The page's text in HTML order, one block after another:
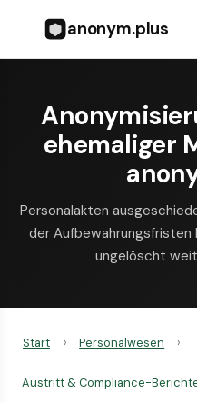
anonym.plus
ehemaliger
Personalakten
der
ungelöscht
Start › Personalwesen ›
Austritt & Compliance-